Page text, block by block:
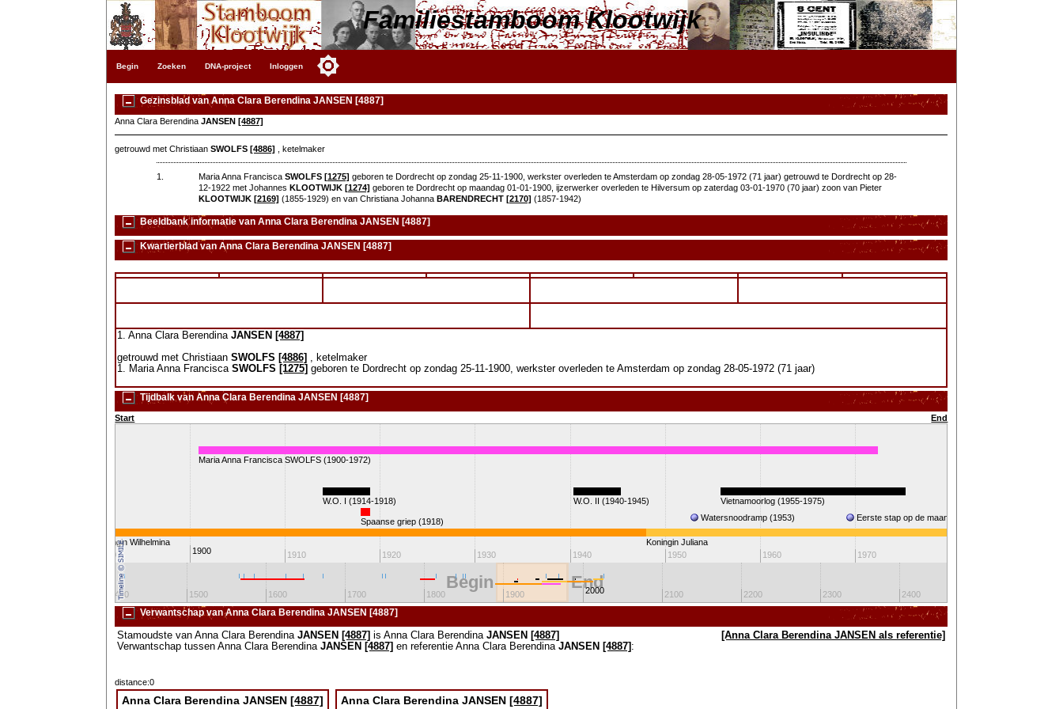
Familiestamboom Klootwijk
Begin Zoeken DNA-project Inloggen
Gezinsblad van Anna Clara Berendina JANSEN [4887]
Anna Clara BerendinaJANSEN [4887]
getrouwd met ChristiaanSWOLFS [4886] , ketelmaker
1. Maria Anna Francisca SWOLFS [1275] geboren te Dordrecht op zondag 25-11-1900, werkster overleden te Amsterdam op zondag 28-05-1972 (71 jaar) getrouwd te Dordrecht op 28-
12-1922 met Johannes KLOOTWIJK [1274] geboren te Dordrecht op maandag 01-01-1900, ijzerwerker overleden te Hilversum op zaterdag 03-01-1970 (70 jaar) zoon van Pieter
KLOOTWIJK [2169] (1855-1929) en van Christiana Johanna BARENDRECHT [2170] (1857-1942)
Beeldbank informatie van Anna Clara Berendina JANSEN [4887]
Kwartierblad van Anna Clara Berendina JANSEN [4887]
1. Anna Clara BerendinaJANSEN [4887]
getrouwd met ChristiaanSWOLFS [4886] , ketelmaker
1. Maria Anna FranciscaSWOLFS [1275] geboren te Dordrecht op zondag 25-11-1900, werkster overleden te Amsterdam op zondag 28-05-1972 (71 jaar)
Tijdbalk van Anna Clara Berendina JANSEN [4887]
Start End
1890 1900 1910 1920 1930 1940 1950 1960 1970
Eerste stap op de maan (1969)
Vietnamoorlog (1955-1975)
Watersnoodramp (1953)
Koningin Juliana
W.O. II (1940-1945)
Spaanse griep (1918)
W.O. I (1914-1918)
Maria Anna Francisca SWOLFS (1900-1972)
Koningin Wilhelmina
1400 1500 1600 1700 1800 1900 2000 2100 2200 2300 2400
Begin End
Verwantschap van Anna Clara Berendina JANSEN [4887]
Stamoudste van Anna Clara BerendinaJANSEN [4887] is Anna Clara BerendinaJANSEN [4887]
Verwantschap tussen Anna Clara BerendinaJANSEN [4887] en referentie Anna Clara BerendinaJANSEN [4887] :
[Anna Clara Berendina JANSEN als referentie]
distance:0
Anna Clara BerendinaJANSEN [4887] Anna Clara BerendinaJANSEN [4887]